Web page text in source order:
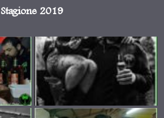
Stagione 2019